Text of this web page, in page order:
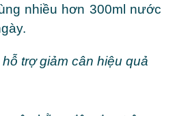
nhiều hơn 300ml nước
trợ giảm cân hiệu quả